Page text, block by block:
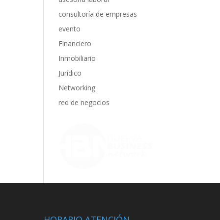
consultoría de empresas
evento
Financiero
Inmobiliario
Jurídico
Networking
red de negocios